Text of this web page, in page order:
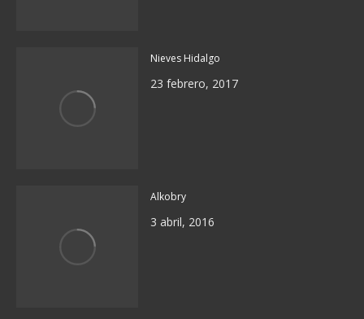
Nieves Hidalgo
23 febrero, 2017
Alkobry
3 abril, 2016